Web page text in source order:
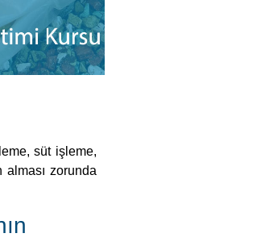
süt işleme,
zorunda
getirmektir.